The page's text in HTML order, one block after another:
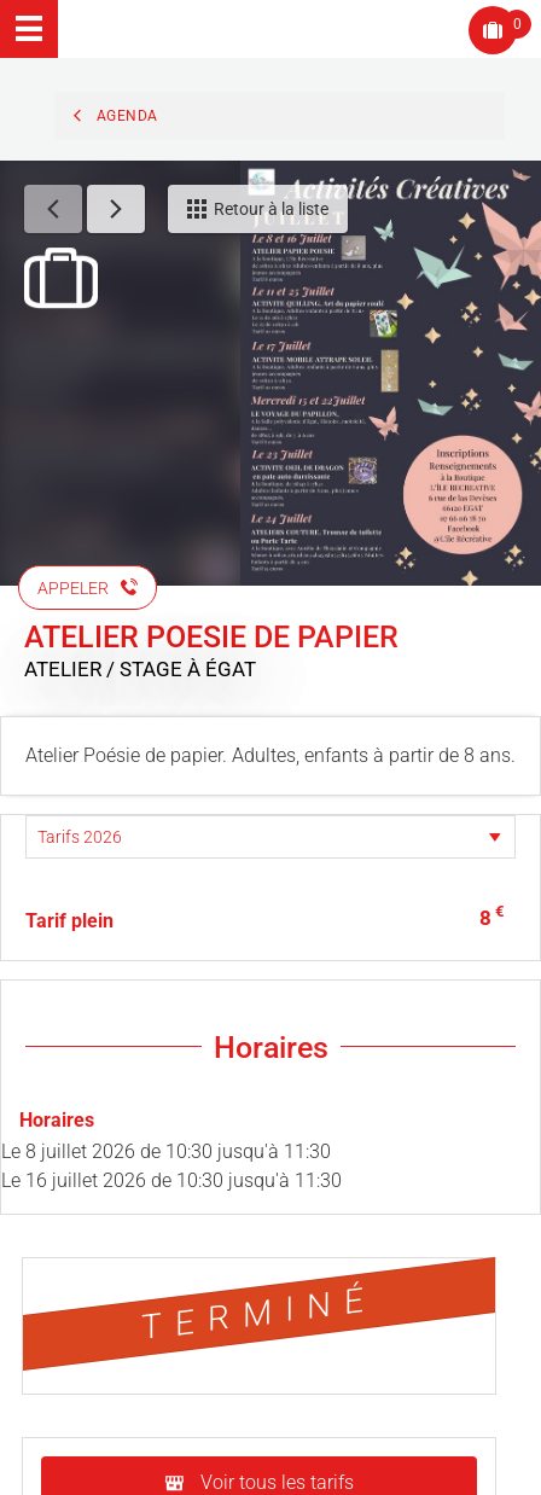
0
AGENDA
Retour à la liste
APPELER
ATELIER POESIE DE PAPIER
ATELIER / STAGE À ÉGAT
Atelier Poésie de papier. Adultes, enfants à partir de 8 ans.
Tarif plein 8 €
Horaires
Horaires
Le 8 juillet 2026 de 10:30 jusqu'à 11:30
Le 16 juillet 2026 de 10:30 jusqu'à 11:30
TERMINÉ
Voir tous les tarifs